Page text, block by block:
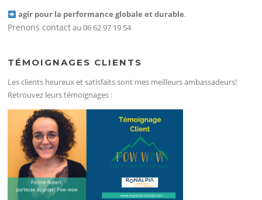
agir pour la performance globale et durable.
Prenons contactau 06 62 97 19 54
TÉMOIGNAGES CLIENTS
Les clients heureux et satisfaits sont mes meilleurs ambassadeurs!
Retrouvez leurs témoignages :